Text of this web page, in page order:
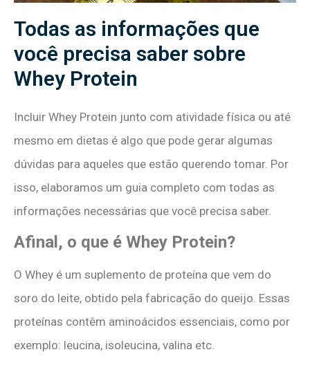
Todas as informações que
você precisa saber sobre
Whey Protein
Incluir Whey Protein junto com atividade física ou até
mesmo em dietas é algo que pode gerar algumas
dúvidas para aqueles que estão querendo tomar. Por
isso, elaboramos um guia completo com todas as
informações necessárias que você precisa saber.
Afinal, o que é Whey Protein?
O Whey é um suplemento de proteína que vem do
soro do leite, obtido pela fabricação do queijo. Essas
proteínas contêm aminoácidos essenciais, como por
exemplo: leucina, isoleucina, valina etc.